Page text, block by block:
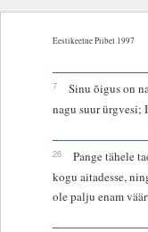
Eestikeelne Piibel 1997
7
Sinu õigus on
nagu suur ürgvesi;
26
Pange tähele
kogu aitadesse,
ole palju enam